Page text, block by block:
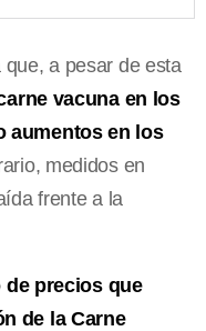
a pesar de esta
vacuna en los
aumentos en los
medidos en
frente a la
de precios que
de la Carne